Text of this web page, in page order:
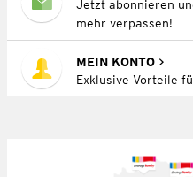
Jetzt abonnieren
mehr verpassen!
MEIN KONTO
Exklusive Vorteile